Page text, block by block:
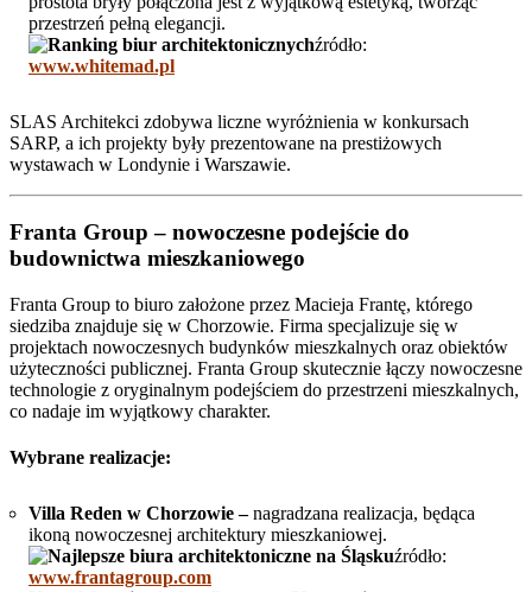
przestrzeń pełną elegancji.
źródło:
www.whitemad.pl
SLAS Architekci zdobywa liczne wyróżnienia w konkursach
SARP, a ich projekty były prezentowane na prestiżowych
wystawach w Londynie i Warszawie.
Franta Group – nowoczesne podejście do
budownictwa mieszkaniowego
Franta Group to biuro założone przez Macieja Frantę, którego
siedziba znajduje się w Chorzowie. Firma specjalizuje się w
projektach nowoczesnych budynków mieszkalnych oraz obiektów
użyteczności publicznej. Franta Group skutecznie łączy nowoczesne
technologie z oryginalnym podejściem do przestrzeni mieszkalnych,
co nadaje im wyjątkowy charakter.
Wybrane realizacje:
Villa Reden w Chorzowie –nagradzana realizacja, będąca
ikoną nowoczesnej architektury mieszkaniowej.
źródło:
www.frantagroup.com